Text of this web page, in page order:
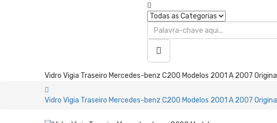
Vidro Vigia Traseiro Mercedes-benz C200 Modelos 2001 A 2007 Original
Vidro Vigia Traseiro Mercedes-benz C200 Modelos 2001 A 2007 Original